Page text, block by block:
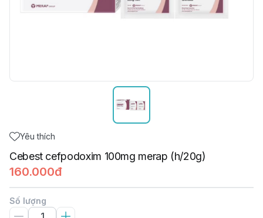
Yêu thích
Cebest cefpodoxim 100mg merap (h/20g)
160.000đ
Số lượng